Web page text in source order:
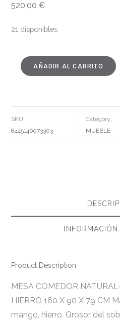
520,00€
21 disponibles
MESA
COMEDOR
160
90
79
CANTIDAD
AÑADIR AL CARRITO
SKU
8445146073303
Category:
MUEBLE
INFORMACIÓN
Product Description
MESA COMEDOR
HIERRO 160 X 90 X 79 CM
mango, hierro. Grosor del